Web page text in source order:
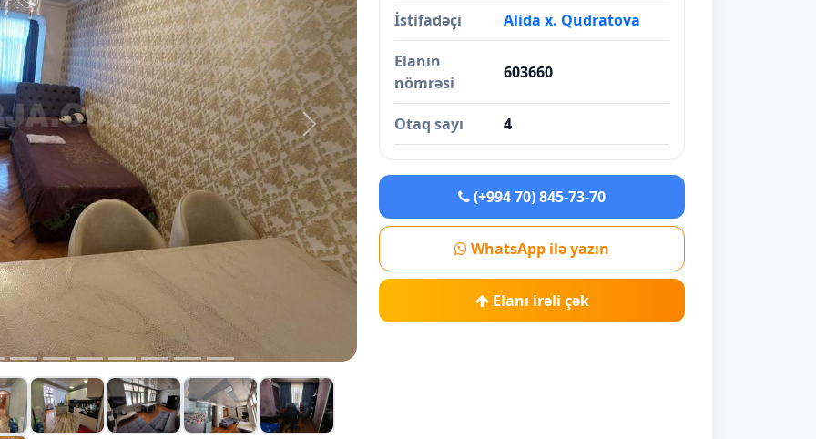
Next
İstifadəçi Alida x. Qudratova
Elanın
nömrəsi
603660
Otaq sayı 4
(+994 70) 845-73-70
WhatsApp ilə yazın
Elanı irəli çək